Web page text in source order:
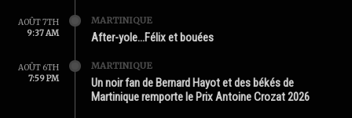
AOÛT 7TH
9:37 AM
MARTINIQUE
After-yole…Félix et bouées
AOÛT 6TH
7:59 PM
MARTINIQUE
Un noir fan de Bernard Hayot et des békés de
Martinique remporte le Prix Antoine Crozat 2026